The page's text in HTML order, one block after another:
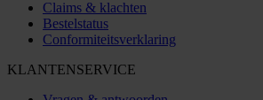
Claims & klachten
Bestelstatus
Conformiteitsverklaring
KLANTENSERVICE